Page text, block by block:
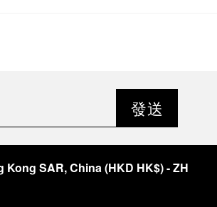
發送
Kong SAR, China(HKD HK$)- ZH